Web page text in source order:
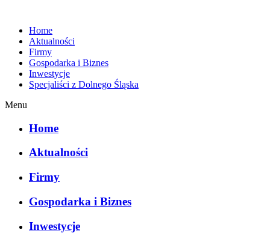
Home
Aktualności
Firmy
Gospodarka i Biznes
Inwestycje
Specjaliści z Dolnego Śląska
Menu
Home
Aktualności
Firmy
Gospodarka i Biznes
Inwestycje